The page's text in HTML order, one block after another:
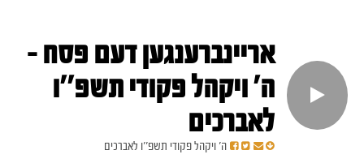
אריינברענגען דעם פסח -
ה' ויקהל פקודי תשפ''ו
לאברכים
ה' ויקהל פקודי תשפ''ו לאברכים